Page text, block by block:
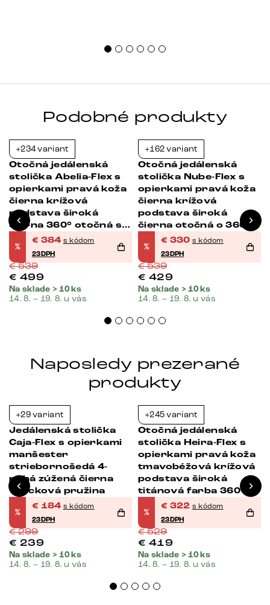
Podobné produkty
+234 variant
Otočná jedálenská
stolička Abelia-Flex s
opierkami pravá koža
čierna krížová
podstava široká
čierna 360° otočná s
hojdacou funkciou
%
€ 384 s kódom
23DPH
€539
€ 499
Na sklade > 10 ks
14. 8. – 19. 8. u vás
+162 variant
Otočná jedálenská
stolička Nube-Flex s
opierkami pravá koža
čierna krížová
podstava široká
čierna otočná o 360°
hojdacia funkcia
vrecková pružina
%
€ 330 s kódom
23DPH
€539
€ 429
Na sklade > 10 ks
14. 8. – 19. 8. u vás
Naposledy prezerané
produkty
+29 variant
Jedálenská stolička
Caja-Flex s opierkami
manšester
striebornošedá 4-
nohá zúžená čierna
vrecková pružina
%
€ 184 s kódom
23DPH
€299
€ 239
Na sklade > 10 ks
14. 8. – 19. 8. u vás
+245 variant
Otočná jedálenská
stolička Heira-Flex s
opierkami pravá koža
tmavobéžová krížová
podstava široká
titánová farba 360°
otočná vrecková
pružina
%
€ 322 s kódom
23DPH
€529
€ 419
Na sklade > 10 ks
14. 8. – 19. 8. u vás